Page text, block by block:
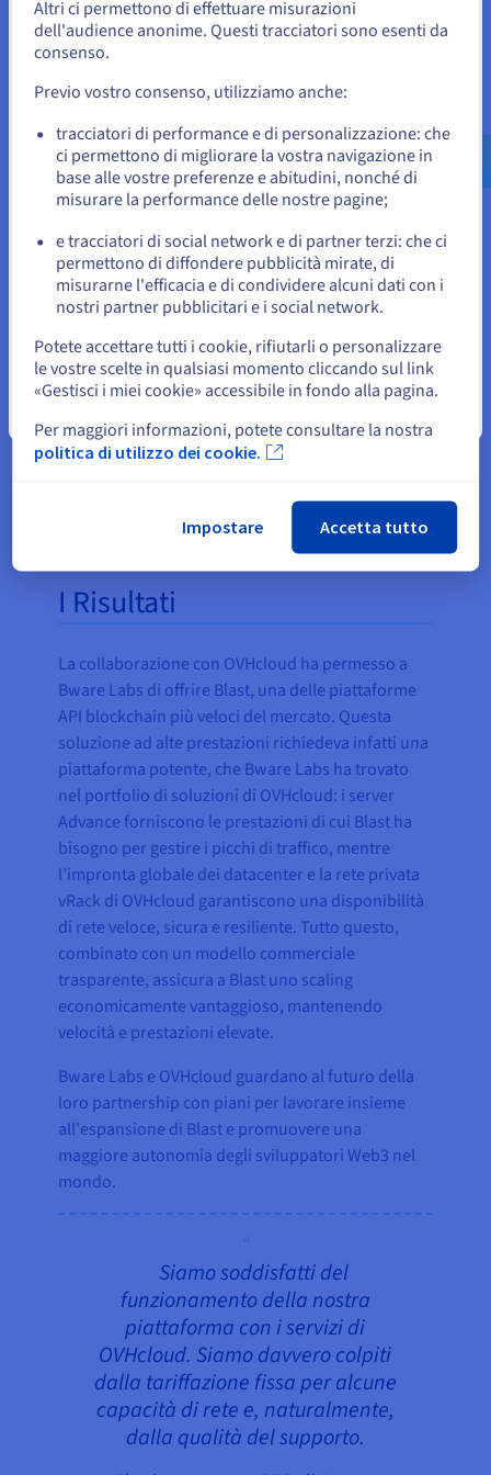
Per queste soluzioni, OVHcloud offre un metodo di
fatturazione trasparente e pay-as-you-go che può
essere monitorato facilmente dallo Spazio Cliente.
Bware Labs di controllare i costi durante la crescita
ed evitare di pagare per risorse non necessarie.
Per assicurare la continuità operativa in caso di
supporto Business, che fornisce assistenza tecnica
24/7 e garantisce la prima risposta entro 30 minuti.
I Risultati
La collaborazione con OVHcloud ha permesso a
Bware Labs di offrire Blast, una delle piattaforme
API blockchain più veloci del mercato. Questa
soluzione ad alte prestazioni richiedeva infatti una
piattaforma potente, che Bware Labs ha trovato
nel portfolio di soluzioni di OVHcloud: i server
Advance forniscono le prestazioni di cui Blast ha
bisogno per gestire i picchi di traffico, mentre
l’impronta globale dei datacenter e la rete privata
vRack di OVHcloud garantiscono una disponibilità
di rete veloce, sicura e resiliente. Tutto questo,
combinato con un modello commerciale
trasparente, assicura a Blast uno scaling
economicamente vantaggioso, mantenendo
velocità e prestazioni elevate.
Bware Labs e OVHcloud guardano al futuro della
loro partnership con piani per lavorare insieme
all'espansione di Blast e promuovere una
maggiore autonomia degli sviluppatori Web3 nel
mondo.
Siamo soddisfatti del
funzionamento della nostra
piattaforma con i servizi di
OVHcloud. Siamo davvero colpiti
dalla tariffazione fissa per alcune
capacità di rete e, naturalmente,
dalla qualità del supporto.
Per effettuare un ordine da Stati Uniti, è necessario accedere al
sito web del Paese e creare un account.
Vai al sito Stati Uniti
us.ovhcloud.com/
Inglese USD - $
o
Resta sul sito web attuale
Seleziona un altro sito web
Altri ci permettono di effettuare misurazioni
dell'audience anonime. Questi tracciatori sono esenti da
consenso.
Previo vostro consenso, utilizziamo anche:
tracciatori di performance e di personalizzazione: che
ci permettono di migliorare la vostra navigazione in
base alle vostre preferenze e abitudini, nonché di
misurare la performance delle nostre pagine;
e tracciatori di social network e di partner terzi: che ci
permettono di diffondere pubblicità mirate, di
misurarne l'efficacia e di condividere alcuni dati con i
nostri partner pubblicitari e i social network.
Potete accettare tutti i cookie, rifiutarli o personalizzare
le vostre scelte in qualsiasi momento cliccando sul link
«Gestisci i miei cookie» accessibile in fondo alla pagina.
Per maggiori informazioni, potete consultare la nostra
politica di utilizzo dei cookie.
Impostare Accetta tutto